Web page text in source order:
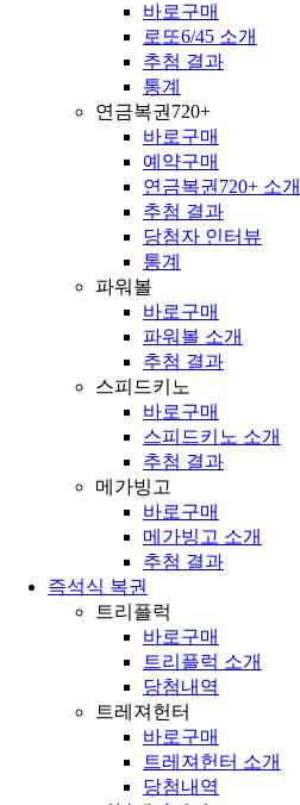
바로구매
로또6/45 소개
추첨 결과
통계
연금복권720+
바로구매
예약구매
연금복권720+ 소개
추첨 결과
당첨자 인터뷰
통계
파워볼
바로구매
파워볼 소개
추첨 결과
스피드키노
바로구매
스피드키노 소개
추첨 결과
메가빙고
바로구매
메가빙고 소개
추첨 결과
즉석식 복권
트리플럭
바로구매
트리플럭 소개
당첨내역
트레져헌터
바로구매
트레져헌터 소개
당첨내역